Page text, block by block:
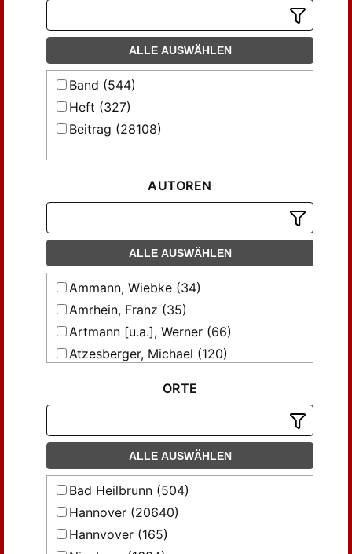
ALLE AUSWÄHLEN
Band (544)
Heft (327)
Beitrag (28108)
AUTOREN
ALLE AUSWÄHLEN
Ammann, Wiebke (34)
Amrhein, Franz (35)
Artmann [u.a.], Werner (66)
Atzesberger, Michael (120)
Bachmann, Walter (120)
Begemann, Ernst (159)
Bernart, Emanuel (40)
Bleidick, Ulrich (244)
Borgards, Wilhelm (29)
Bracken, Helmut von (58)
ORTE
ALLE AUSWÄHLEN
Bad Heilbrunn (504)
Hannover (20640)
Hannvover (165)